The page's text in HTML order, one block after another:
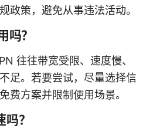
政策，避免从事违法活动。
吗？
往往带宽受限、速度慢、
足。若要尝试，尽量选择信
费方案并限制使用场景。
？